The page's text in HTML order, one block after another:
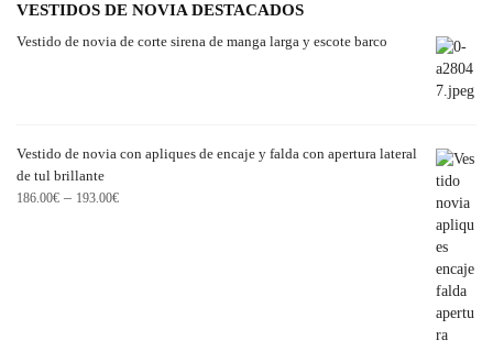
VESTIDOS DE NOVIA DESTACADOS
Vestido de novia de corte sirena de manga larga y escote barco
Vestido de novia con apliques de encaje y falda con apertura lateral
de tul brillante
186.00€ – 193.00€